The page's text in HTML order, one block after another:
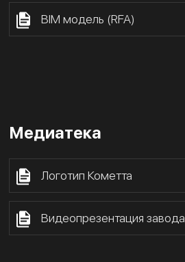
BIM модель (RFA)
Медиатека
Логотип Кометта
Видеопрезентация завода